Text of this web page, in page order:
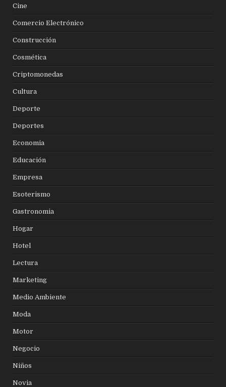
Cine
Comercio Electrónico
Construcción
Cosmética
Criptomonedas
Cultura
Deporte
Deportes
Economia
Educación
Empresa
Esoterismo
Gastronomia
Hogar
Hotel
Lectura
Marketing
Medio Ambiente
Moda
Motor
Negocio
Niños
Novia